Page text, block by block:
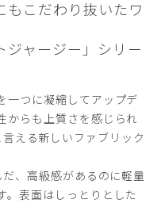
す。
ージージャケット/
もこだわり抜いたワ
ジャージー」シリー
一つに凝縮してアップデ
からも上質さを感じられ
える新しいファブリック
、高級感があるのに軽量
。表面はしっとりとした